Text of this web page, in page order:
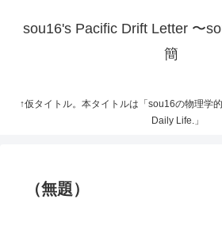
sou16's Pacific Drift Letter 〜
簡
↑仮タイトル。本タイトルは「sou16の物理学
Daily Life.」
（無題）